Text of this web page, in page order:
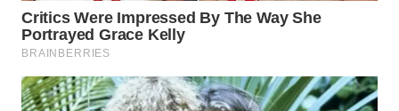
WAHANANEWS
ID
WAHANANEWS
CO ID